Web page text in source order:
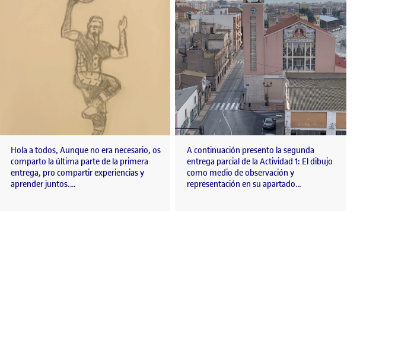
Hola a todos, Aunque no era necesario, os
comparto la última parte de la primera
entrega, pro compartir experiencias y
aprender juntos.…
A continuación presento la segunda
entrega parcial de la Actividad 1: El dibujo
como medio de observación y
representación en su apartado…